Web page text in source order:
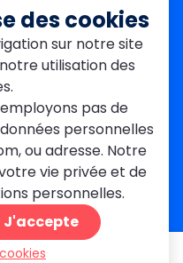
paris.com
des cookies
sur notre site
utilisation des
pas de
personnelles
ou adresse. Notre
vie privée et de
personnelles.
J'accepte